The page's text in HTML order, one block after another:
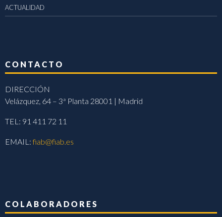
ACTUALIDAD
CONTACTO
DIRECCIÓN
Velázquez, 64 – 3ª Planta 28001 | Madrid
TEL: 91 411 72 11
EMAIL:fiab@fiab.es
COLABORADORES